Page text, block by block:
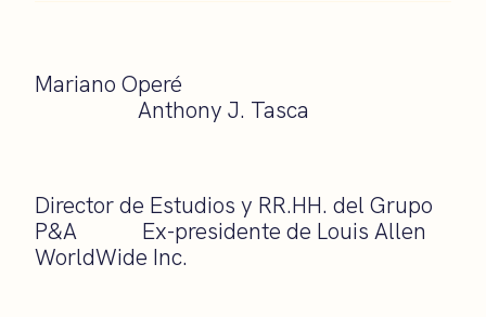
Mariano Operé
Anthony J. Tasca
Director de Estudios y RR.HH. del Grupo
P&A Ex-presidente de Louis Allen
WorldWide Inc.